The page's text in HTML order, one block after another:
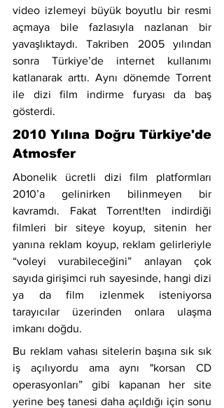
video izlemeyi büyük boyutlu bir resmi
açmaya bile fazlasıyla nazlanan bir
yavaşlıktaydı. Takriben 2005 yılından
sonra Türkiye’de internet kullanımı
katlanarak arttı. Aynı dönemde Torrent
ile dizi film indirme furyası da baş
gösterdi.
2010 Yılına Doğru Türkiye'de
Atmosfer
Abonelik ücretli dizi film platformları
2010’a gelinirken bilinmeyen bir
kavramdı. Fakat Torrent!ten indirdiği
filmleri bir siteye koyup, sitenin her
yanına reklam koyup, reklam gelirleriyle
“voleyi vurabileceğini” anlayan çok
sayıda girişimci ruh sayesinde, hangi dizi
ya da film izlenmek isteniyorsa
tarayıcılar üzerinden onlara ulaşma
imkanı doğdu.
Bu reklam vahası sitelerin başına sık sık
iş açılıyordu ama aynı "korsan CD
operasyonları” gibi kapanan her site
yerine beş tanesi daha açıldığı için sonu